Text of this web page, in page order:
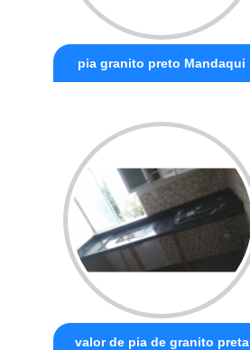
pia granito preto Mandaqui
valor de pia de granito preta